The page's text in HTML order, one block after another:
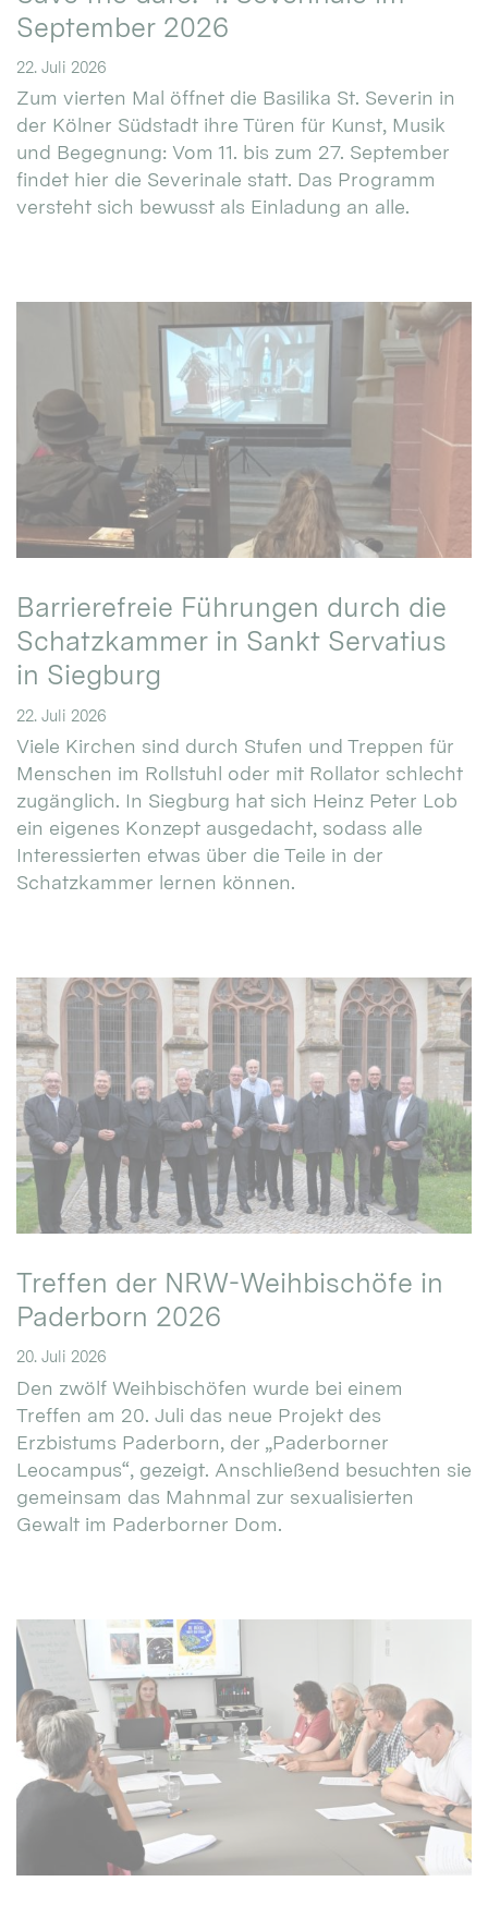
September 2026
22. Juli 2026
Zum vierten Mal öffnet die Basilika St. Severin in
der Kölner Südstadt ihre Türen für Kunst, Musik
und Begegnung: Vom 11. bis zum 27. September
findet hier die Severinale statt. Das Programm
versteht sich bewusst als Einladung an alle.
Barrierefreie Führungen durch die
Schatzkammer in Sankt Servatius
in Siegburg
22. Juli 2026
Viele Kirchen sind durch Stufen und Treppen für
Menschen im Rollstuhl oder mit Rollator schlecht
zugänglich. In Siegburg hat sich Heinz Peter Lob
ein eigenes Konzept ausgedacht, sodass alle
Interessierten etwas über die Teile in der
Schatzkammer lernen können.
Treffen der NRW-Weihbischöfe in
Paderborn 2026
20. Juli 2026
Den zwölf Weihbischöfen wurde bei einem
Treffen am 20. Juli das neue Projekt des
Erzbistums Paderborn, der „Paderborner
Leocampus“, gezeigt. Anschließend besuchten sie
gemeinsam das Mahnmal zur sexualisierten
Gewalt im Paderborner Dom.